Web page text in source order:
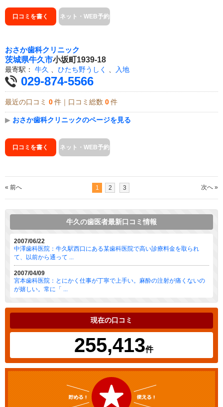
口コミを書く ネット・WEB予約
おさか歯科クリニック
茨城県牛久市小坂町1939-18
最寄駅： 牛久 、 ひたち野うしく 、 入地
029-874-5566
最近の口コミ 0 件｜口コミ総数 0 件
▶ おさか歯科クリニックのページを見る
口コミを書く ネット・WEB予約
« 前へ 1 2 3 次へ »
牛久の歯医者最新口コミ情報
2007/06/22
中澤歯科医院：牛久駅西口にある某歯科医院で高い診療料金を取られ
て、以前から通って ...
2007/04/09
宮本歯科医院：とにかく仕事が丁寧で上手い。麻酔の注射が痛くないの
が嬉しい。常に「 ...
現在の口コミ
255,413件